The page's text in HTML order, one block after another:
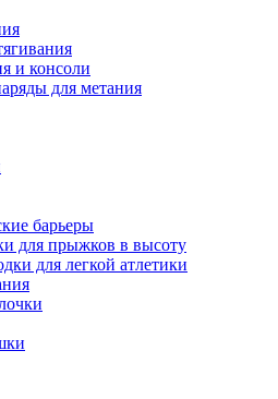
и консоли
для метания
барьеры
для прыжков в высоту
для легкой атлетики